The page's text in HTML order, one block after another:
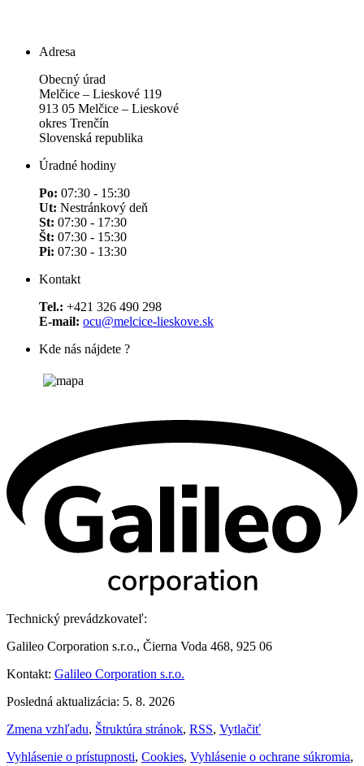
Adresa
Obecný úrad
Melčice – Lieskové 119
913 05 Melčice – Lieskové
okres Trenčín
Slovenská republika
Úradné hodiny
Po: 07:30 - 15:30
Ut: Nestránkový deň
St: 07:30 - 17:30
Št: 07:30 - 15:30
Pi: 07:30 - 13:30
Kontakt
Tel.: +421 326 490 298
E-mail: ocu@melcice-lieskove.sk
Kde nás nájdete ?
Technický prevádzkovateľ:
Galileo Corporation s.r.o., Čierna Voda 468, 925 06
Kontakt: Galileo Corporation s.r.o.
Posledná aktualizácia: 5. 8. 2026
Zmena vzhľadu, Štruktúra stránok, RSS, Vytlačiť
Vyhlásenie o prístupnosti, Cookies, Vyhlásenie o ochrane súkromia,